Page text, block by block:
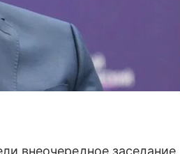
внеочередное заседание